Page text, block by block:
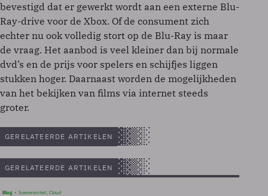
bevestigd dat er gewerkt wordt aan een externe Blu-
Ray-drive voor de Xbox. Of de consument zich
echter nu ook volledig stort op de Blu-Ray is maar
de vraag. Het aanbod is veel kleiner dan bij normale
dvd’s en de prijs voor spelers en schijfjes liggen
stukken hoger. Daarnaast worden de mogelijkheden
van het bekijken van films via internet steeds
groter.
GERELATEERDE ARTIKELEN
GERELATEERDE ARTIKELEN
Blog Soevereinteit, Cloud